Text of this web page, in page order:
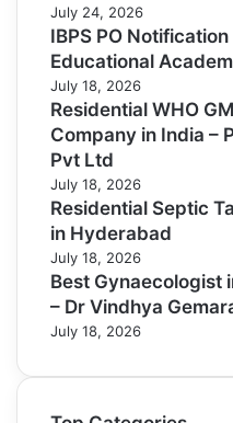
July 24, 2026
IBPS PO
Educational
July 18, 2026
Residential WHO
Company in India –
Pvt Ltd
July 18, 2026
Residential Septic
in Hyderabad
July 18, 2026
Best Gynaecologist
– Dr Vindhya
July 18, 2026